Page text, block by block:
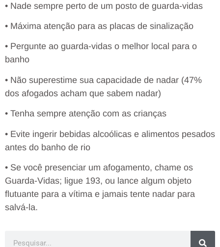
• Nade sempre perto de um posto de guarda-vidas
• Máxima atenção para as placas de sinalização
• Pergunte ao guarda-vidas o melhor local para o
banho
• Não superestime sua capacidade de nadar (47%
dos afogados acham que sabem nadar)
• Tenha sempre atenção com as crianças
• Evite ingerir bebidas alcoólicas e alimentos pesados
antes do banho de rio
• Se você presenciar um afogamento, chame os
Guarda-Vidas; ligue 193, ou lance algum objeto
flutuante para a vítima e jamais tente nadar para
salvá-la.